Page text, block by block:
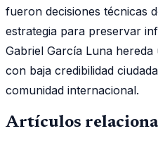
fueron decisiones técnicas
estrategia para preservar
Gabriel García Luna
con baja credibilidad
comunidad internacional.
Artículos